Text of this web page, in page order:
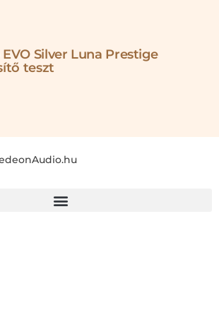
Silver Luna Prestige
teszt